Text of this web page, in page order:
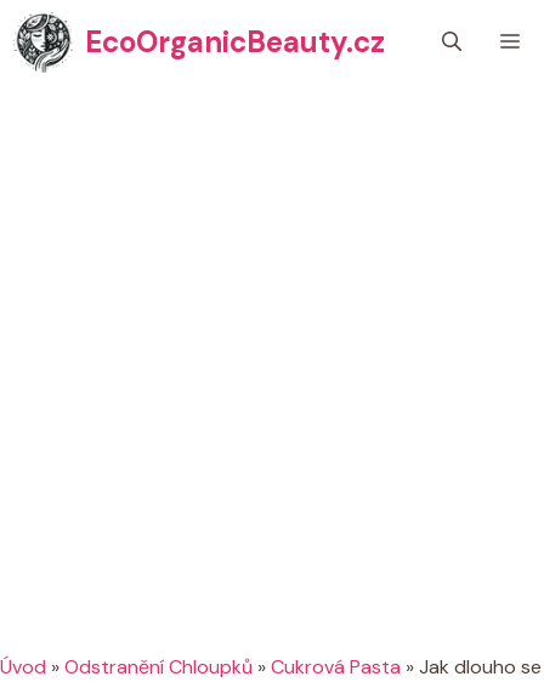
Přeskočit
na
obsah
EcoOrganicBeauty.cz
Úvod »Odstranění Chloupků »Cukrová Pasta »Jak dlouho se